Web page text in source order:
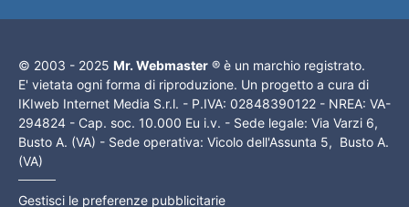
© 2003 - 2025 Mr. Webmaster ® è un marchio registrato.
E' vietata ogni forma di riproduzione. Un progetto a cura di
IKIweb Internet Media S.r.l. - P.IVA: 02848390122 - NREA: VA-
294824 - Cap. soc. 10.000 Eu i.v. - Sede legale: Via Varzi 6,
Busto A. (VA) - Sede operativa: Vicolo dell'Assunta 5, Busto A.
(VA)
Gestisci le preferenze pubblicitarie